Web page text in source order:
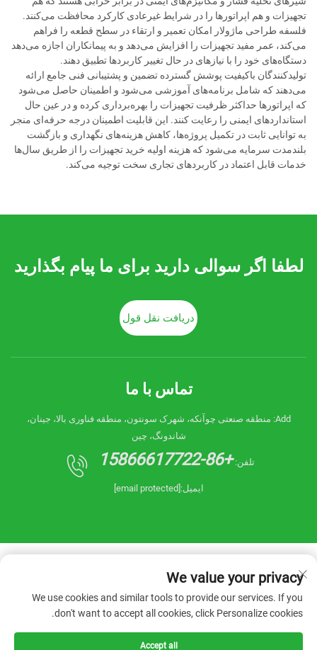
تجهیزات و هم اپراتورها را در شرایط غیرعادی کارکرد محافظت می‌کنند.
فلسفه طراحی ماژولار امکان تعمیر و ارتقاء در سطح قطعه را فراهم
می‌کند، عمر مفید تجهیزات را افزایش می‌دهد و به پیمانکاران اجازه می‌دهد
دستگاه‌های خود را با نیازهای در حال تغییر کاربردها تطبیق دهند.
تولیدکنندگان باکیفیت پوشش گسترده تضمین و پشتیبانی فنی جامع ارائه
می‌دهند که شامل برنامه‌های آموزشی می‌شود و اطمینان حاصل می‌شود
که اپراتورها حداکثر ظرفیت تجهیزات را بهره‌برداری کرده و در عین حال
استانداردهای ایمنی را رعایت کنند. این قابلیت اطمینان درجه حرفه‌ای منجر
به توانایی ثابت در تکمیل پروژه‌ها، کاهش هزینه‌های نگهداری و بازگشت
بلندمدت سرمایه می‌شود که هزینه اولیه خرید تجهیزات را از طریق سال‌ها
خدمات قابل اعتماد در کاربردهای تجاری سخت توجیه می‌کند.
لطفا اگر سوالی دارید برای ما پیام بگذارید
دریافت نقل قول
تماس با ما
Add: منطقه صنعتی چوآنکه، شهرک سونتون، منطقه فناوری بالا، جینان،
شاندونگ، چین
تلفن: +86-15866617722
ایمیل:
حق تأليف و انتشار © 2025 شرکت ماشین‌آلات رِآنین
شاندونگ چین. تمامی حقوق محفوظ است. -
سیاست‌های حریم خصوصی
We value your privacy
We use cookies and similar tools to provide our services. If you
don't want to accept all cookies, click Personalize cookies.
Accept all